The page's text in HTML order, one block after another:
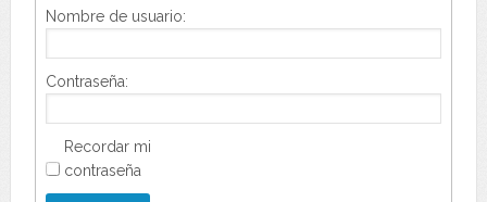
Nombre de usuario:
Contraseña:
Recordar mi
contraseña